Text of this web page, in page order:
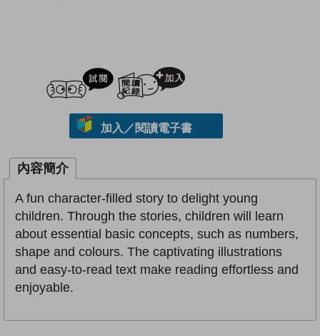
試閲
加入／閱讀電子書
內容簡介
A fun character-filled story to delight young
children. Through the stories, children will learn
about essential basic concepts, such as numbers,
shape and colours. The captivating illustrations
and easy-to-read text make reading effortless and
enjoyable.